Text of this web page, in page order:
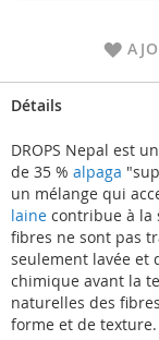
Détails
DROPS Nepal est
de 35 % alpaga
un mélange qui
laine contribue à la
fibres ne sont pas
seulement lavée et
chimique avant la
naturelles des
forme et de texture.